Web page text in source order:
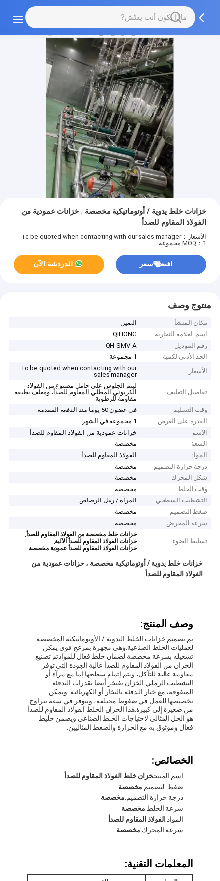
خزانات خلط يدوية / أوتوماتيكية مخصصة ، خزانات عمودية من
الفولاذ المقاوم للصدأ
الأسعار：To be quoted when contacting with our sales manager
MOQ：1 مجموعة
افضل سعر الدردشة الآن
منتوج وصف
مكان المنشأ
الصين
اسم العلامة التجارية
QIHONG
رقم الموديل
QH-SMV-A
الحد الأدنى لكمية
1 مجموعة
الأسعار
To be quoted when contacting with our
sales manager
تفاصيل التغليف
ليتم الجلوس على حامل مصنوع من الفولاذ
الكربوني المطلي المقاوم للصدأ، ومغلف بطبقة
مقاومة للرطوبة
وقت التسليم
في غضون 50 يوما منذ الدفعة المقدمة
القدرة على العرض
1 مجموعة في الشهر
الاسم
خزانات عمودية من الفولاذ المقاوم للصدأ
السعة
مخصصة
المواد
الفولاذ المقاوم للصدأ
درجة حرارة التصميم
مخصصة
شكل المحرك
مخصصة
وقت الخلط
مخصصة
التشطيب السطحي
المرآة / رمل الرصاص
ضغط التصميم
مخصصة
سرعة المحرض
مخصصة
تسليط الضوء:
خزانات خلط مخصصة من الفولاذ المقاوم للصدأ ,
خزانات الفولاذ المقاوم للصدأ الآلية,
خزانات الفولاذ المقاوم للصدأ عمودية مخصصة
خزانات خلط يدوية / أوتوماتيكية مخصصة ، خزانات عمودية من
الفولاذ المقاوم للصدأ
وصف المنتج:
تم تصميم خزانات الخلط اليدوية / الأوتوماتيكية المخصصة
لعمليات الخلط الصناعية.وهي مجهزة بمزعج قوي يمكن
تشغيله بسرعة مخصصة لضمان خلط فعال للموادتم تصنيع
الخزان من الفولاذ المقاوم للصدأ عالية الجودة التي توفر
مقاومة عالية للتآكل، ويتم إتمام سطحها إما مع مرآة أو
التشطيب الرملي.الخزان يفتخر أيضا بقدرات التدفئة
المتفوقة، مع خيار التدفئة بالبخار أو الكهربائية. ويمكن
تخصيصها للعمل في ضغوط مختلفة، وتتوفر في سعة تتراوح
من صغيرة إلى كبيرة.هذا الخزان الخلط الفولاذ المقاوم للصدأ
هو الحل المثالي لاحتياجات الخلط الصناعي ويضمن خليط
فعال وموثوق به مع الحرارة والضغط المثاليين.
الخصائص:
اسم المنتجخزان خلط الفولاذ المقاوم للصدأ
ضغط التصميم:مخصصة
درجة حرارة التصميم:مخصصة
سرعة الخلط:مخصصة
المواد: الفولاذ المقاوم للصدأ
سرعة المحرك:مخصصة
المعلمات التقنية: